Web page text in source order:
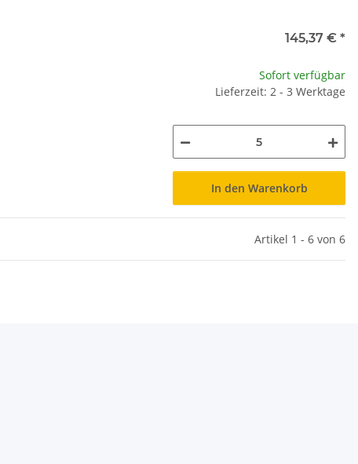
145,37 € *
Sofort verfügbar
Lieferzeit: 2 - 3 Werktage
In den Warenkorb
Artikel 1 - 6 von 6